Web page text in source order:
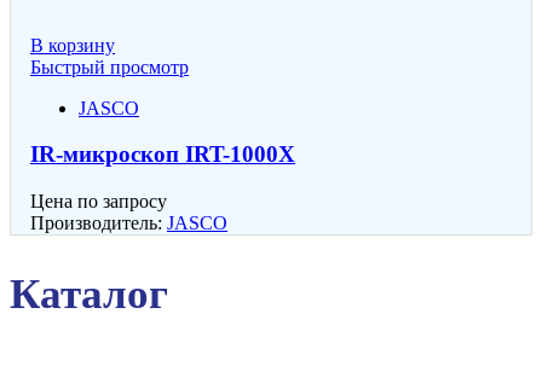
В корзину
Быстрый просмотр
JASCO
IR-микроскоп IRT-1000X
Цена по запросу
Производитель: JASCO
Каталог